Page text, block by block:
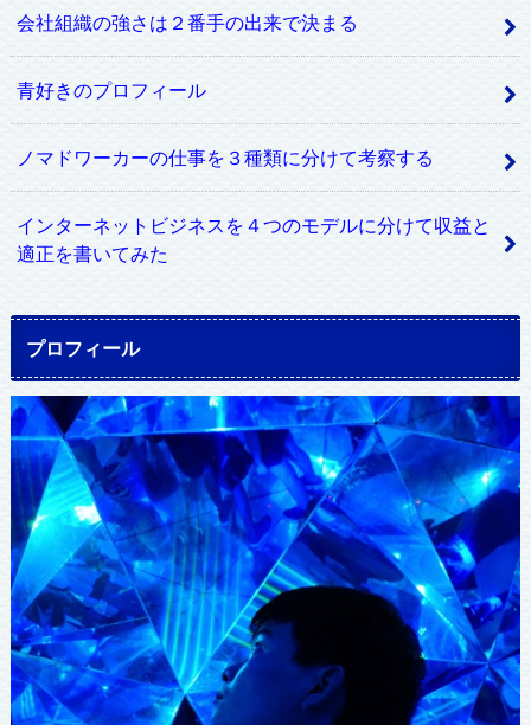
会社組織の強さは２番手の出来で決まる
青好きのプロフィール
ノマドワーカーの仕事を３種類に分けて考察する
インターネットビジネスを４つのモデルに分けて収益と
適正を書いてみた
プロフィール